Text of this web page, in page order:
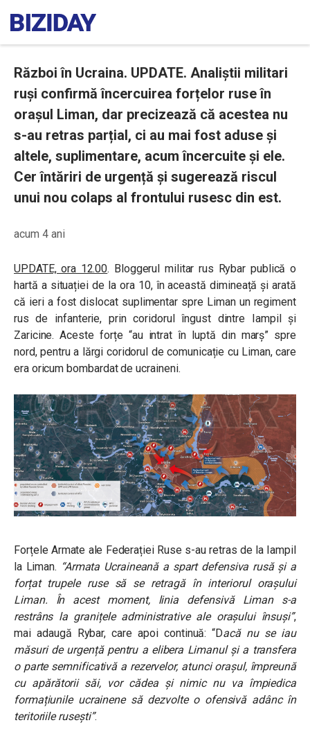
Război în Ucraina. UPDATE. Analiștii militari
ruși confirmă încercuirea forțelor ruse în
orașul Liman, dar precizează că acestea nu
s-au retras parțial, ci au mai fost aduse și
altele, suplimentare, acum încercuite și ele.
Cer întăriri de urgență și sugerează riscul
unui nou colaps al frontului rusesc din est.
acum 4 ani
UPDATE, ora 12.00. Bloggerul militar rus Rybar publică o
hartă a situației de la ora 10, în această dimineață și arată
că ieri a fost dislocat suplimentar spre Liman un regiment
rus de infanterie, prin coridorul îngust dintre Iampil și
Zaricine. Aceste forțe “au intrat în luptă din marș” spre
nord, pentru a lărgi coridorul de comunicație cu Liman, care
era oricum bombardat de ucraineni.
Forțele Armate ale Federației Ruse s-au retras de la Iampil
la Liman. “Armata Ucraineană a spart defensiva rusă și a
forțat trupele ruse să se retragă în interiorul orașului
Liman. În acest moment, linia defensivă Liman s-a
restrâns la granițele administrative ale orașului însuși”,
mai adaugă Rybar, care apoi continuă: “Dacă nu se iau
măsuri de urgență pentru a elibera Limanul și a transfera
o parte semnificativă a rezervelor, atunci orașul, împreună
cu apărătorii săi, vor cădea și nimic nu va împiedica
formațiunile ucrainene să dezvolte o ofensivă adânc în
teritoriile rusești”.